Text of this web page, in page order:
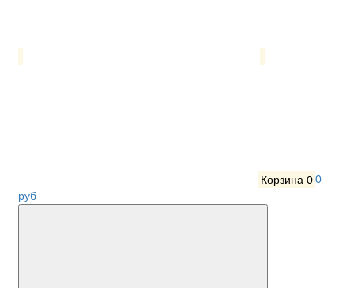
Корзина 00
руб